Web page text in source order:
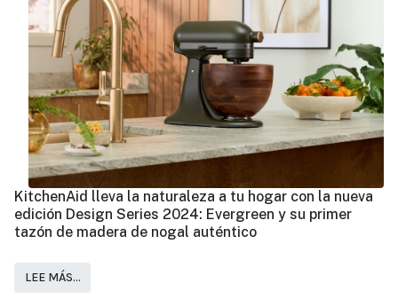
KitchenAid lleva la naturaleza a tu hogar con la nueva
edición Design Series 2024: Evergreen y su primer
tazón de madera de nogal auténtico
LEE MÁS…